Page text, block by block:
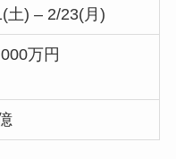
土) – 2/23(月)
万円